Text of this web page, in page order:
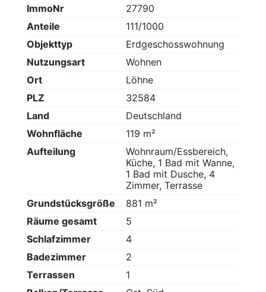
ImmoNr
27790
Anteile
111/1000
Objekttyp
Erdgeschosswohnung
Nutzungsart
Wohnen
Ort
Löhne
PLZ
32584
Land
Deutschland
Wohnfläche
119 m²
Aufteilung
Wohnraum/Essbereich,
Küche, 1 Bad mit Wanne,
1 Bad mit Dusche, 4
Zimmer, Terrasse
Grundstücksgröße
881 m²
Räume gesamt
5
Schlafzimmer
4
Badezimmer
2
Terrassen
1